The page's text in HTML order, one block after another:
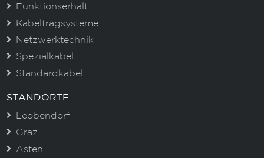
Funktionserhalt
Kabeltragsysteme
Netzwerktechnik
Spezialkabel
Standardkabel
STANDORTE
Leobendorf
Graz
Asten